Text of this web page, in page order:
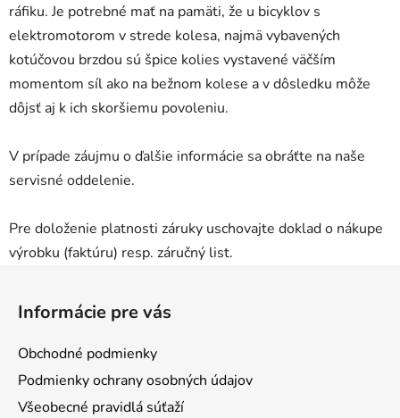
ráfiku. Je potrebné mať na pamäti, že u bicyklov s
elektromotorom v strede kolesa, najmä vybavených
kotúčovou brzdou sú špice kolies vystavené väčším
momentom síl ako na bežnom kolese a v dôsledku môže
dôjsť aj k ich skoršiemu povoleniu.
V prípade záujmu o ďalšie informácie sa obráťte na naše
servisné oddelenie.
Pre doloženie platnosti záruky uschovajte doklad o nákupe
výrobku (faktúru) resp. záručný list.
Informácie pre vás
Obchodné podmienky
Podmienky ochrany osobných údajov
Všeobecné pravidlá súťaží